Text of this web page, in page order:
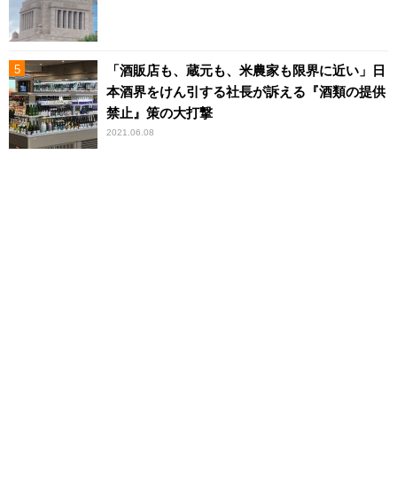
「酒販店も、蔵元も、米農家も限界に近い」日
本酒界をけん引する社長が訴える『酒類の提供
禁止』策の大打撃
2021.06.08